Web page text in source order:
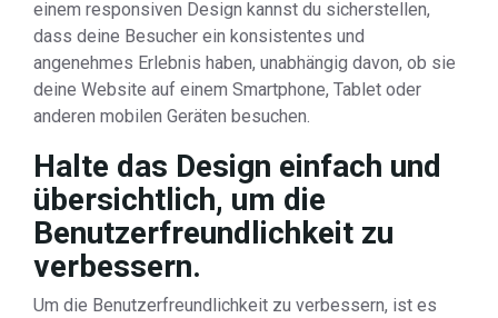
einem responsiven Design kannst du sicherstellen,
dass deine Besucher ein konsistentes und
angenehmes Erlebnis haben, unabhängig davon, ob sie
deine Website auf einem Smartphone, Tablet oder
anderen mobilen Geräten besuchen.
Halte das Design einfach und
übersichtlich, um die
Benutzerfreundlichkeit zu
verbessern.
Um die Benutzerfreundlichkeit zu verbessern, ist es